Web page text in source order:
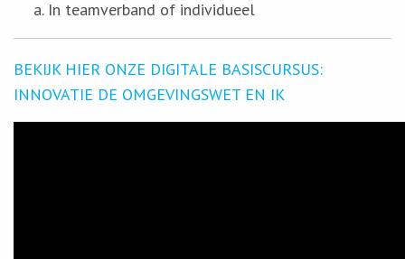
In teamverband of individueel
BEKIJK HIER ONZE DIGITALE BASISCURSUS:
INNOVATIE DE OMGEVINGSWET EN IK